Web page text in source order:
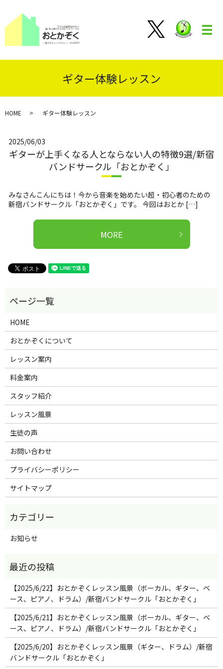
メ
ギター体験レッスン
HOME ギター体験レッスン
2025/06/03
ギターが上手くなる人とならない人の特徴9選/新宿
バンドサークル「おとかぞく」
みなさんこんにちは！今から音楽を始めたい超・初心者のための
新宿バンドサークル「おとかぞく」です。 今回はおとか […]
MORE
HOME
おとかぞくについて
レッスン案内
料金案内
スタッフ紹介
レッスン風景
生徒の声
お問い合わせ
プライバシーポリシー
サイトマップ
お知らせ
【2025/6/22】おとかぞくレッスン風景（ボーカル、ギター、ベ
ース、ピアノ、ドラム）/新宿バンドサークル「おとかぞく」
【2025/6/21】おとかぞくレッスン風景（ボーカル、ギター、ベ
ース、ピアノ、ドラム）/新宿バンドサークル「おとかぞく」
【2025/6/20】おとかぞくレッスン風景（ギター、ドラム）/新宿
バンドサークル「おとかぞく」